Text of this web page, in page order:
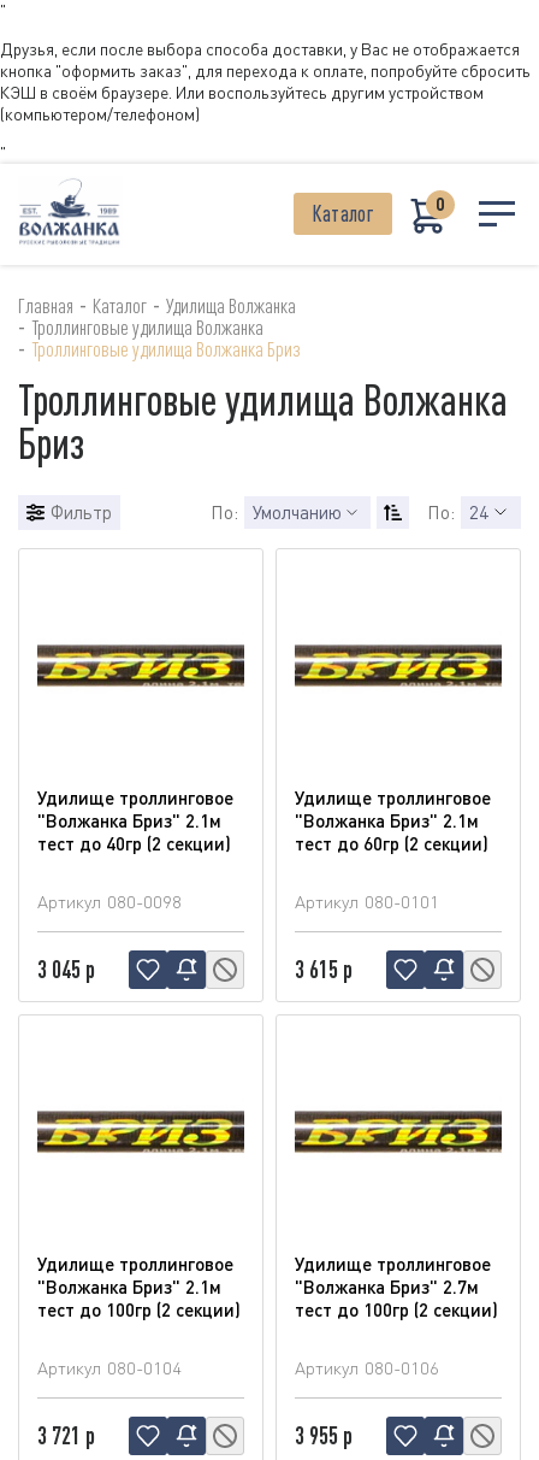
"
Друзья, если после выбора способа доставки, у Вас не отображается
кнопка "оформить заказ", для перехода к оплате, попробуйте сбросить
КЭШ в своём браузере. Или воспользуйтесь другим устройством
(компьютером/телефоном)
"
Каталог 0
Главная - Каталог - Удилища Волжанка
- Троллинговые удилища Волжанка
- Троллинговые удилища Волжанка Бриз
Троллинговые удилища Волжанка
Бриз
Фильтр По: Умолчанию По: 24
Удилище троллинговое
"Волжанка Бриз" 2.1м
тест до 40гр (2 секции)
Артикул 080-0098
3 045 р
Удилище троллинговое
"Волжанка Бриз" 2.1м
тест до 60гр (2 секции)
Артикул 080-0101
3 615 р
Удилище троллинговое
"Волжанка Бриз" 2.1м
тест до 100гр (2 секции)
Артикул 080-0104
3 721 р
Удилище троллинговое
"Волжанка Бриз" 2.7м
тест до 100гр (2 секции)
Артикул 080-0106
3 955 р